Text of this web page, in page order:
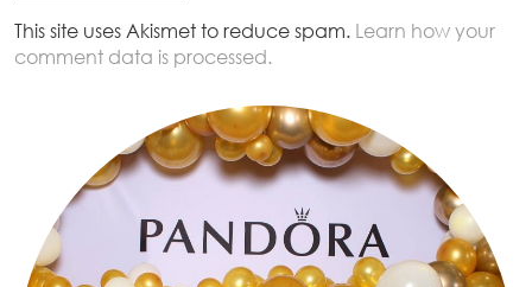
This site uses Akismet to reduce spam. Learn how your
comment data is processed.